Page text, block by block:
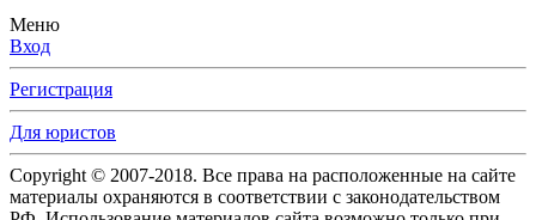
Меню
Вход
Регистрация
Для юристов
Copyright © 2007-2018. Все права на расположенные на сайте
материалы охраняются в соответствии с законодательством